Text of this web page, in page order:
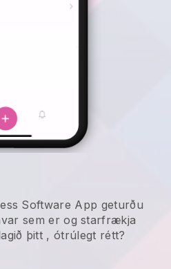
Software App geturðu
sem er ogstarfrækja
þitt , ótrúlegt rétt?